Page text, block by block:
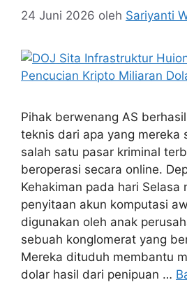
24 Juni 2026 oleh Sariyanti
Pihak berwenang AS
teknis dari apa yang mereka
salah satu pasar kriminal
beroperasi secara online.
Kehakiman pada hari Selasa
penyitaan akun komputasi
digunakan oleh anak
sebuah konglomerat yang
Mereka dituduh membantu
dolar hasil dari penipuan …